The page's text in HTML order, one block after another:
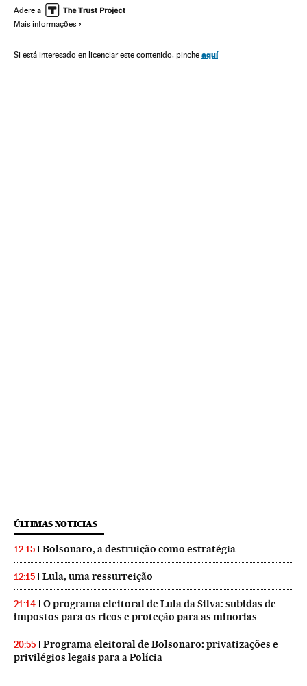
Estilo vida Saúde Hortalizas
Agroalimentação
Adere a
Mais informações
Si está interesado en licenciar este contenido, pinche aquí
ÚLTIMAS NOTICIAS
12:15 Bolsonaro, a destruição como estratégia
12:15 Lula, uma ressurreição
21:14
O programa eleitoral de Lula da Silva: subidas de
impostos para os ricos e proteção para as minorias
20:55
Programa eleitoral de Bolsonaro: privatizações e
privilégios legais para a Polícia